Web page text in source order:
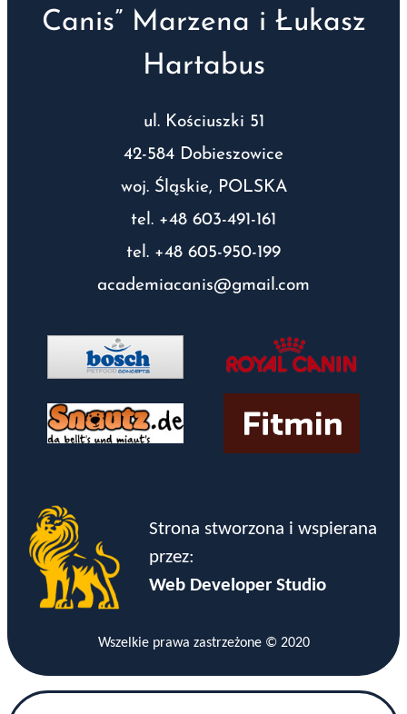
Canis” Marzena i Łukasz
Hartabus
ul. Kościuszki 51
42-584 Dobieszowice
woj. Śląskie, POLSKA
tel. +48 603-491-161
tel. +48 605-950-199
academiacanis@gmail.com
Strona stworzona i wspierana
przez:
Web Developer Studio
Wszelkie prawa zastrzeżone © 2020